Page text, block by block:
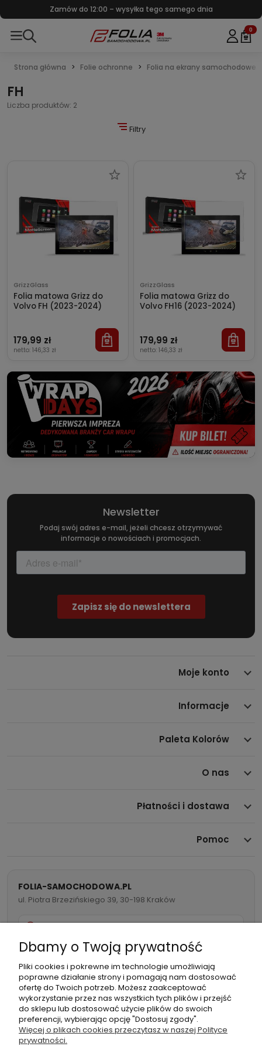
Zamów do 12:00 – wysyłka tego samego dnia
0
Strona główna Folie ochronne Folia na ekrany samochodowe
FH
Liczba produktów: 2
Filtry
GrizzGlass
Folia matowa Grizz do
Volvo FH (2023-2024)
179,99 zł
netto: 146,33 zł
GrizzGlass
Folia matowa Grizz do
Volvo FH16 (2023-2024)
179,99 zł
netto: 146,33 zł
Newsletter
Podaj swój adres e-mail, jeżeli chcesz otrzymywać
informacje o nowościach i promocjach.
Moje konto
Informacje
Paleta Kolorów
O nas
Płatności i dostawa
Pomoc
FOLIA-SAMOCHODOWA.PL
ul. Piotra Brzezińskiego 39, 30-198 Kraków
732 082 998
info@folia-samochodowa.pl
Podmiot
odpowiedzialny:
Folia samochodowa Zachariasz
Sp.k.
Dbamy o Twoją prywatność
Pliki cookies i pokrewne im technologie umożliwiają
poprawne działanie strony i pomagają nam dostosować
ofertę do Twoich potrzeb. Możesz zaakceptować
wykorzystanie przez nas wszystkich tych plików i przejść
do sklepu lub dostosować użycie plików do swoich
preferencji, wybierając opcję "Dostosuj zgody".
Więcej o plikach cookies przeczytasz w naszej Polityce
prywatności.